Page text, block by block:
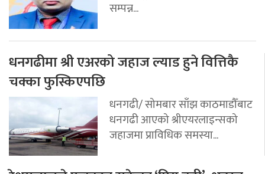
सम्पन्न...
धनगढीमा श्री एअरको जहाज ल्याड हुने वित्तिकै
चक्का फुस्किएपछि
धनगढी/ सोमबार साँझ काठमाडौँबाट
धनगढी आएको श्रीएयरलाइन्सको
जहाजमा प्राविधिक समस्या...